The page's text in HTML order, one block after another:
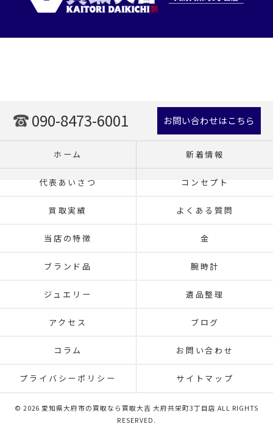
090-8473-6001 お問い合わせはこちら
ホーム 新着情報
代表あいさつ コンセプト
買取実績 よくある質問
当店の特徴 金
ブランド品 腕時計
ジュエリー 遺品整理
アクセス ブログ
コラム お問い合わせ
プライバシーポリシー サイトマップ
© 2026 愛知県大府市の買取なら買取大吉 大府共栄町3丁目店 ALL RIGHTS
RESERVED.